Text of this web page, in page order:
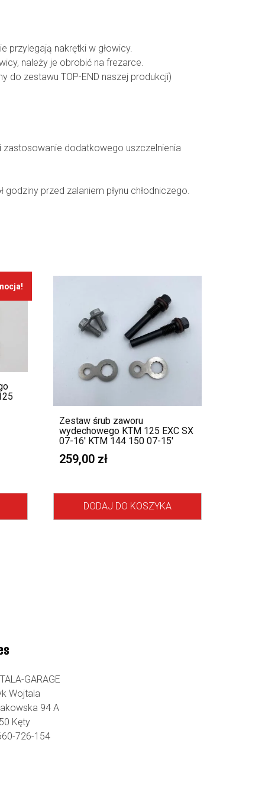
przylegają nakrętki w głowicy.
należy je obrobić na frezarce.
do zestawu TOP-END naszej produkcji)
dodatkowego uszczelnienia
przed zalaniem płynu chłodniczego.
Zestaw śrub zaworu
wydechowego KTM 125 EXC SX
07-16′ KTM 144 150 07-15′
259,00 zł
DODAJ DO KOSZYKA
GARAGE
Wojtala
94 A
Kęty
726-154